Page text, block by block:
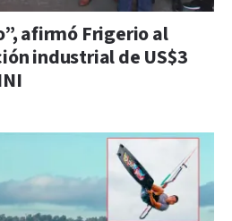
afirmó Frigerio al
industrial de US$3